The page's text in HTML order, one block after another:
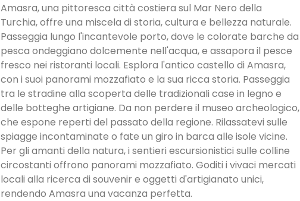
Amasra, una pittoresca città costiera sul Mar Nero della
Turchia, offre una miscela di storia, cultura e bellezza naturale.
Passeggia lungo l'incantevole porto, dove le colorate barche da
pesca ondeggiano dolcemente nell'acqua, e assapora il pesce
fresco nei ristoranti locali. Esplora l'antico castello di Amasra,
con i suoi panorami mozzafiato e la sua ricca storia. Passeggia
tra le stradine alla scoperta delle tradizionali case in legno e
delle botteghe artigiane. Da non perdere il museo archeologico,
che espone reperti del passato della regione. Rilassatevi sulle
spiagge incontaminate o fate un giro in barca alle isole vicine.
Per gli amanti della natura, i sentieri escursionistici sulle colline
circostanti offrono panorami mozzafiato. Goditi i vivaci mercati
locali alla ricerca di souvenir e oggetti d'artigianato unici,
rendendo Amasra una vacanza perfetta.